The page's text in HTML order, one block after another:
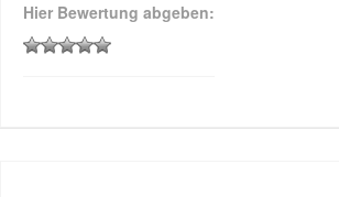
Hier Bewertung abgeben: